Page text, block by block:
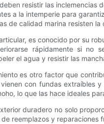
resistir las
a la intemperie para
de calidad marina resisten
es conocido por su
rápidamente si no
el agua y resistir las
es otro factor que
con fundas extraíbles
lo que las hace ideales
duradero no solo
reemplazos y reparaciones